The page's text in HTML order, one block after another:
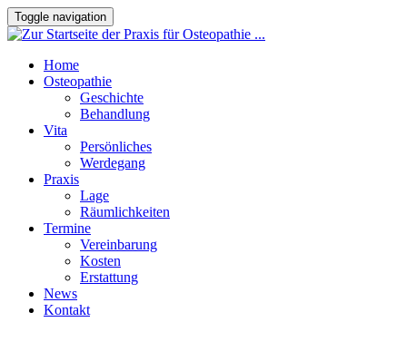
Toggle navigation
Home
Osteopathie
Geschichte
Behandlung
Vita
Persönliches
Werdegang
Praxis
Lage
Räumlichkeiten
Termine
Vereinbarung
Kosten
Erstattung
News
Kontakt